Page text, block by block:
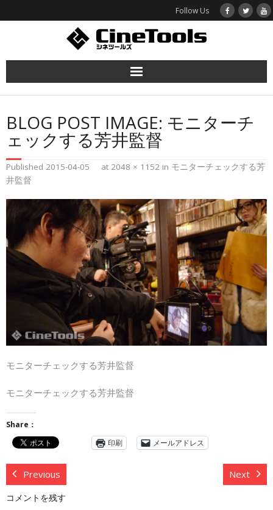
Follow Us
ホーム
函館映画プロジェクト
お問い合わせ
BLOG POST IMAGE: モニターチ
ェックする芳井監督
Published 2015-04-05 at 2048 × 1152 in モニターチェックする芳
井監督
モニターチェックする芳井監督
モニターチェックする芳井監督
Share：
印刷
メールアドレス
Previous Next
コメントを残す